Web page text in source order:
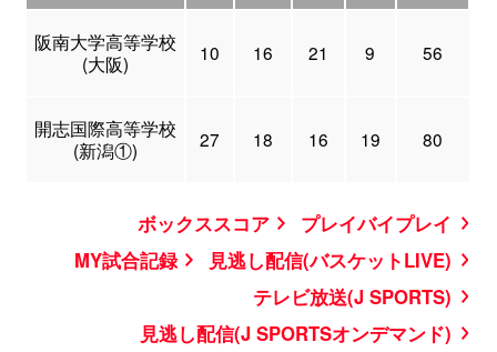
阪南大学高等学校
(大阪)
10 16 21 9 56
開志国際高等学校
(新潟①)
27 18 16 19 80
ボックススコア
プレイバイプレイ
MY試合記録
見逃し配信(バスケットLIVE)
テレビ放送(J SPORTS)
見逃し配信(J SPORTSオンデマンド)